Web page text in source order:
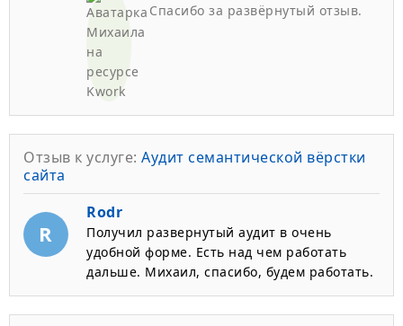
Спасибо за развёрнутый отзыв.
Отзыв к услуге: Аудит семантической вёрстки
сайта
R
Rodr
Получил развернутый аудит в очень
удобной форме. Есть над чем работать
дальше. Михаил, спасибо, будем работать.